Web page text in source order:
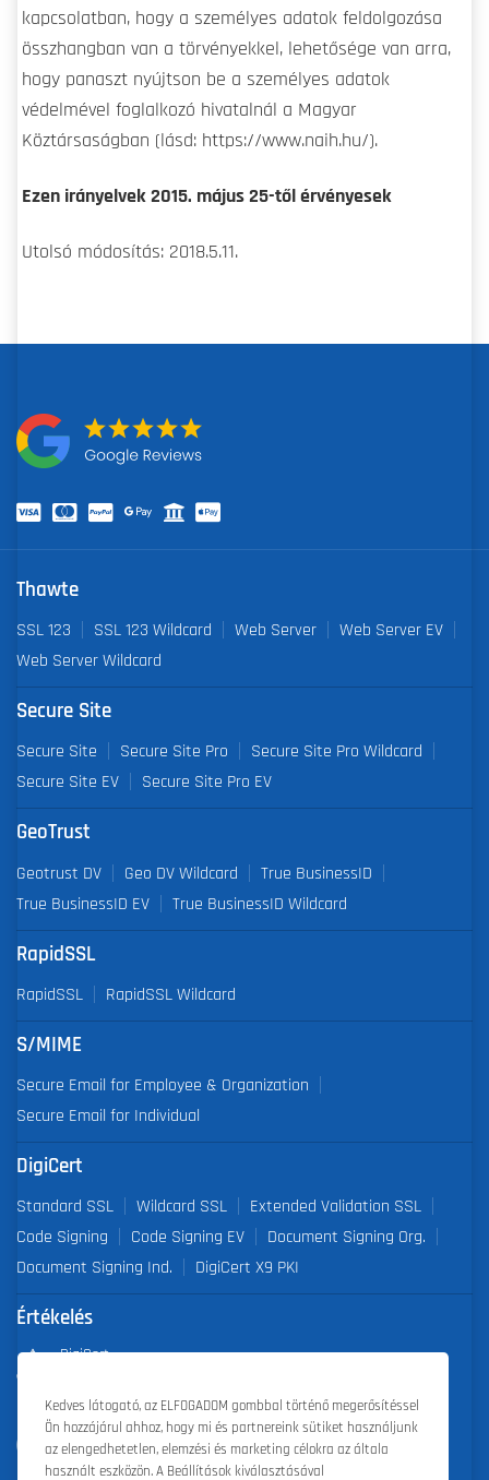
kapcsolatban, hogy a személyes adatok feldolgozása
összhangban van a törvényekkel, lehetősége van arra,
hogy panaszt nyújtson be a személyes adatok
védelmével foglalkozó hivatalnál a Magyar
Köztársaságban (lásd: https://www.naih.hu/).
Ezen irányelvek 2015. május 25-től érvényesek
Utolsó módosítás: 2018.5.11.
Thawte
SSL 123 SSL 123 Wildcard Web Server
Web Server EV
Web Server Wildcard
Secure Site
Secure Site Secure Site Pro
Secure Site Pro Wildcard
Secure Site EV
Secure Site Pro EV
GeoTrust
Geotrust DV Geo DV Wildcard
True BusinessID
True BusinessID EV
True BusinessID Wildcard
RapidSSL
RapidSSL RapidSSL Wildcard
S/MIME
Secure Email for Employee & Organization
Secure Email for Individual
DigiCert
Standard SSL Wildcard SSL
Extended Validation SSL
Code Signing
Code Signing EV
Document Signing Org.
Document Signing Ind.
DigiCert X9 PKI
Értékelés
DigiCert
Outstanding Sales Performance Award 2018, 2019, 2020, 2021,
2022
Kedves látogató, az ELFOGADOM gombbal történő megerősítéssel
Ön hozzájárul ahhoz, hogy mi és partnereink sütiket használjunk
az elengedhetetlen, elemzési és marketing célokra az általa
használt eszközön. A Beállítások kiválasztásával